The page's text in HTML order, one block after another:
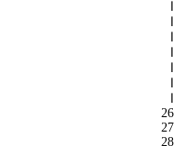
26
27
28